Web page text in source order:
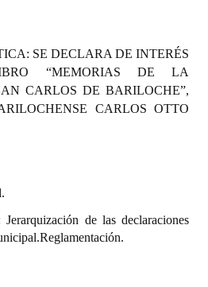
SE DECLARA DE INTERÉS
“MEMORIAS DE LA
CARLOS DE BARILOCHE”,
CARLOS OTTO
de las declaraciones